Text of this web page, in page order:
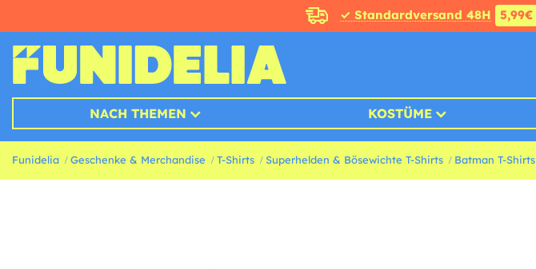
✓ Standardversand 48H 5,99€
NACH THEMEN KOSTÜME
Funidelia Geschenke & Merchandise T-Shirts Superhelden & Bösewichte T-Shirts Batman T-Shirts